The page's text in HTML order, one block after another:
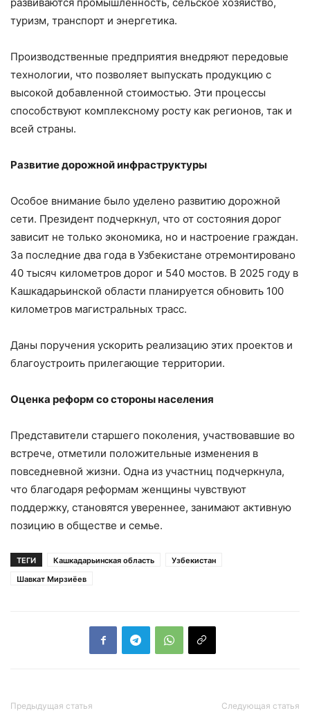
туризм, транспорт и энергетика.
Производственные предприятия внедряют передовые
технологии, что позволяет выпускать продукцию с
высокой добавленной стоимостью. Эти процессы
способствуют комплексному росту как регионов, так и
всей страны.
Развитие дорожной инфраструктуры
Особое внимание было уделено развитию дорожной
сети. Президент подчеркнул, что от состояния дорог
зависит не только экономика, но и настроение граждан.
За последние два года в Узбекистане отремонтировано
40 тысяч километров дорог и 540 мостов. В 2025 году в
Кашкадарьинской области планируется обновить 100
километров магистральных трасс.
Даны поручения ускорить реализацию этих проектов и
благоустроить прилегающие территории.
Оценка реформ со стороны населения
Представители старшего поколения, участвовавшие во
встрече, отметили положительные изменения в
повседневной жизни. Одна из участниц подчеркнула,
что благодаря реформам женщины чувствуют
поддержку, становятся увереннее, занимают активную
позицию в обществе и семье.
ТЕГИ Кашкадарьинская область
Узбекистан
Шавкат Мирзиёев
Предыдущая статья Следующая статья